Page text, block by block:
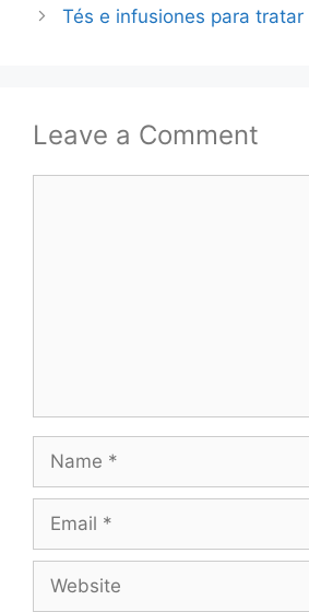
Tés e infusiones para tratar
Leave a Comment
Name
Email
Website